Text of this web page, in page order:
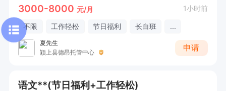
3000-8000 元/月 1小时前
不限 工作轻松 节日福利 长白班 ...
夏先生
颍上县德昂托管中心
申请
语文**(节日福利+工作轻松)